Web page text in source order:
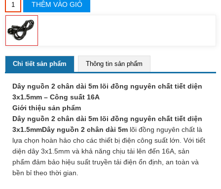
THÊM VÀO GIỎ
Chi tiết sản phẩm Thông tin sản phẩm
Dây nguồn 2 chân dài 5m lõi đồng nguyên chất tiết diện
3x1.5mm – Công suất 16A
Giới thiệu sản phẩm
Dây nguồn 2 chân dài 5m lõi đồng nguyên chất tiết diện
3x1.5mmDây nguồn 2 chân dài 5m lõi đồng nguyên chất là
lựa chọn hoàn hảo cho các thiết bị điện công suất lớn. Với tiết
diện dây 3x1.5mm và khả năng chịu tải lên đến 16A, sản
phẩm đảm bảo hiệu suất truyền tải điện ổn định, an toàn và
bền bỉ theo thời gian.